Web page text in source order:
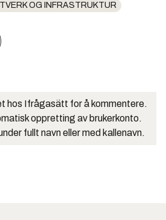
OG INFRASTRUKTUR
hos Ifrågasätt for å kommentere.
oppretting av brukerkonto.
fullt navn eller med kallenavn.